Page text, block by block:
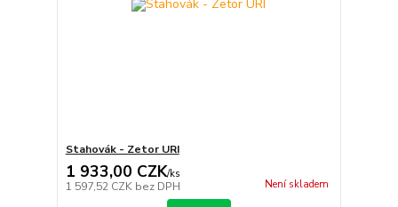
Stahovák - Zetor URI
1 933,00 CZK/ks
1 597,52 CZK bez DPH Není skladem